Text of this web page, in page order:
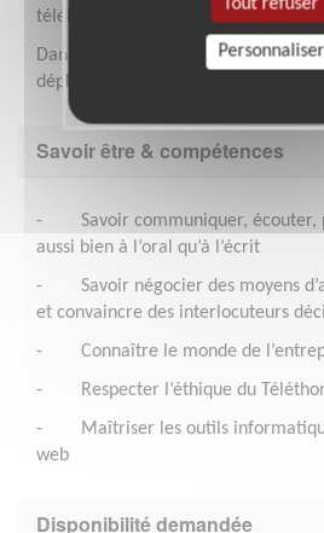
télébénévolat.
Dans le cadre de votre mission, vos
déplacements sont remboursés et
Savoir être & compétences
- Savoir communiquer, écouter,
aussi bien à l’oral qu’à l’écrit
- Savoir négocier des moyens
et convaincre des interlocuteurs
- Connaître le monde de
- Respecter l’éthique du
- Maîtriser les outils
web
Disponibilité demandée
Personnaliser